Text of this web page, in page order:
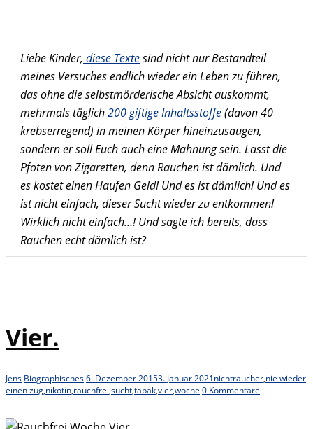
Liebe Kinder, diese Textesind nicht nur Bestandteil
meines Versuches endlich wieder ein Leben zu führen,
das ohne die selbstmörderische Absicht auskommt,
mehrmals täglich200 giftige Inhaltsstoffe(davon 40
krebserregend) in meinen Körper hineinzusaugen,
sondern er soll Euch auch eine Mahnung sein. Lasst die
Pfoten von Zigaretten, denn Rauchen ist dämlich. Und
es kostet einen Haufen Geld! Und es ist dämlich! Und es
ist nicht einfach, dieser Sucht wieder zu entkommen!
Wirklich nicht einfach…! Und sagte ich bereits, dass
Rauchen echt dämlich ist?
Vier.
Jens Biographisches6. Dezember 20153. Januar 2021nichtraucher,nie wieder
einen zug,nikotin,rauchfrei,sucht,tabak,vier,woche 0 Kommentare